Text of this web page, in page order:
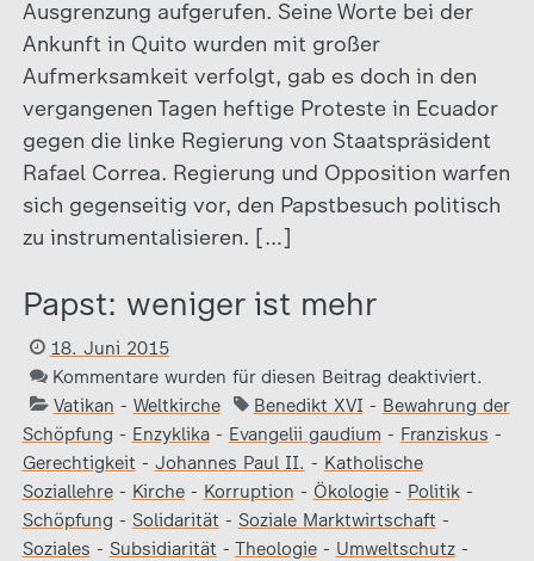
Ausgrenzung aufgerufen. Seine Worte bei der
Ankunft in Quito wurden mit großer
Aufmerksamkeit verfolgt, gab es doch in den
vergangenen Tagen heftige Proteste in Ecuador
gegen die linke Regierung von Staatspräsident
Rafael Correa. Regierung und Opposition warfen
sich gegenseitig vor, den Papstbesuch politisch
zu instrumentalisieren. […]
Papst: weniger ist mehr
18. Juni 2015
Kommentare wurden für diesen Beitrag deaktiviert.
Vatikan - Weltkirche Benedikt XVI - Bewahrung der
Schöpfung - Enzyklika- Evangelii gaudium - Franziskus -
Gerechtigkeit - Johannes Paul II. - Katholische
Soziallehre- Kirche- Korruption - Ökologie- Politik-
Schöpfung - Solidarität - Soziale Marktwirtschaft -
Soziales - Subsidiarität - Theologie- Umweltschutz-